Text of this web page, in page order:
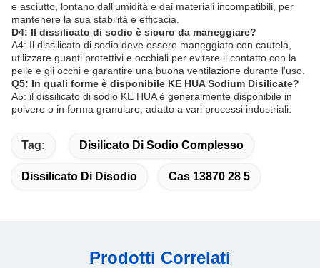
e asciutto, lontano dall'umidità e dai materiali incompatibili, per
mantenere la sua stabilità e efficacia.
D4: Il dissilicato di sodio è sicuro da maneggiare?
A4: Il dissilicato di sodio deve essere maneggiato con cautela,
utilizzare guanti protettivi e occhiali per evitare il contatto con la
pelle e gli occhi e garantire una buona ventilazione durante l'uso.
Q5: In quali forme è disponibile KE HUA Sodium Disilicate?
A5: il dissilicato di sodio KE HUA è generalmente disponibile in
polvere o in forma granulare, adatto a vari processi industriali.
Tag: Disilicato Di Sodio Complesso
Dissilicato Di Disodio Cas 13870 28 5
Prodotti Correlati